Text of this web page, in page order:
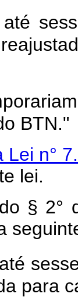
BTN."
Lei n°
lei.
do § 2°
para